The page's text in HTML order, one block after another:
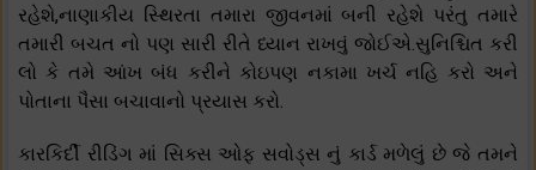
રહેશે,નાણાકીય સ્થિરતા તમારા જીવનમાં બની રહેશે પરંતુ તમારે
તમારી બચત નો પણ સારી રીતે ધ્યાન રાખવું જોઈએ.સુનિશ્ચિત કરી
લો કે તમે આંખ બંધ કરીને કોઇપણ નકામા ખર્ચ નહિ કરો અને
પોતાના પૈસા બચાવાનો પ્રયાસ કરો.
કારકિર્દી રીડિંગ માં સિક્સ ઓફ સવોડ્સ નું કાર્ડ મળેલું છે જે તમને